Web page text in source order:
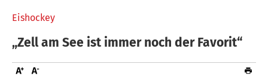
Eishockey
„Zell am See ist immer noch der Favorit“